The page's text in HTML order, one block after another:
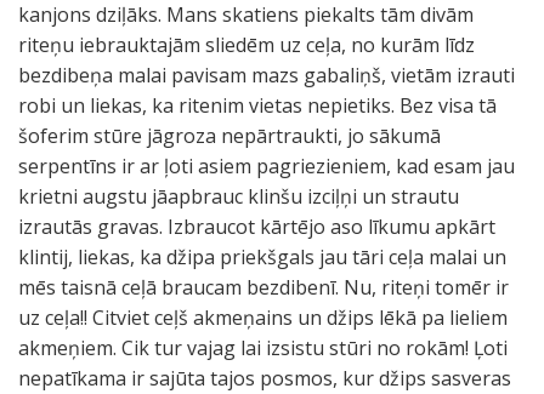
kanjons dziļāks. Mans skatiens piekalts tām divām
riteņu iebrauktajām sliedēm uz ceļa, no kurām līdz
bezdibeņa malai pavisam mazs gabaliņš, vietām izrauti
robi un liekas, ka ritenim vietas nepietiks. Bez visa tā
šoferim stūre jāgroza nepārtraukti, jo sākumā
serpentīns ir ar ļoti asiem pagriezieniem, kad esam jau
krietni augstu jāapbrauc klinšu izciļņi un strautu
izrautās gravas. Izbraucot kārtējo aso līkumu apkārt
klintij, liekas, ka džipa priekšgals jau tāri ceļa malai un
mēs taisnā ceļā braucam bezdibenī. Nu, riteņi tomēr ir
uz ceļa!! Citviet ceļš akmeņains un džips lēkā pa lieliem
akmeņiem. Cik tur vajag lai izsistu stūri no rokām! Ļoti
nepatīkama ir sajūta tajos posmos, kur džips sasveras